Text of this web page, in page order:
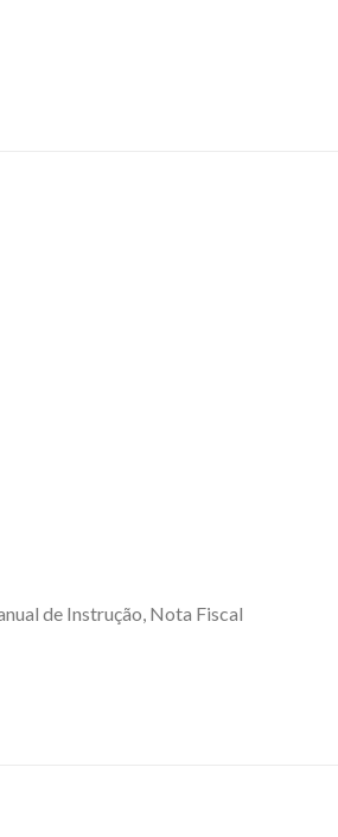
de Instrução, Nota Fiscal